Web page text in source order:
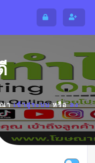
าเข้าสู่ระบบหรือลง